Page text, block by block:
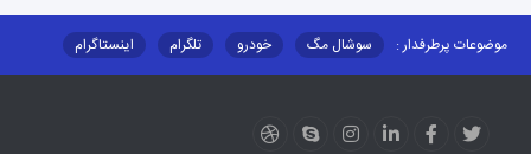
موضوعات پرطرفدار : سوشال مگ خودرو تلگرام
اینستاگرام